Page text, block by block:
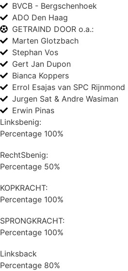
BVCB - Bergschenhoek
ADO Den Haag
GETRAIND DOOR o.a.:
Marten Glotzbach
Stephan Vos
Gert Jan Dupon
Bianca Koppers
Errol Esajas van SPC Rijnmond
Jurgen Sat & Andre Wasiman
Erwin Pinas
Linksbenig:
Percentage 100%
RechtSbenig:
Percentage 50%
KOPKRACHT:
Percentage 100%
SPRONGKRACHT:
Percentage 100%
Linksback
Percentage 80%